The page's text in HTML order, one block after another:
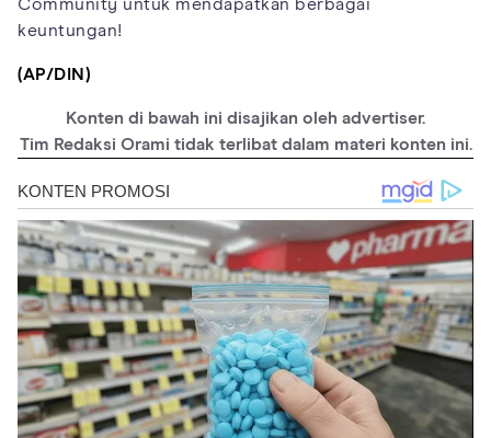
Community untuk mendapatkan berbagai
keuntungan!
(AP/DIN)
Konten di bawah ini disajikan oleh advertiser.
Tim Redaksi Orami tidak terlibat dalam materi konten ini.